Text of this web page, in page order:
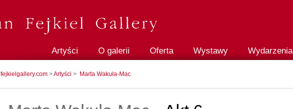
Artyści O galerii Oferta Wystawy Wydarzenia
fejkielgallery.com >Artyści > Marta Wakuła-Mac